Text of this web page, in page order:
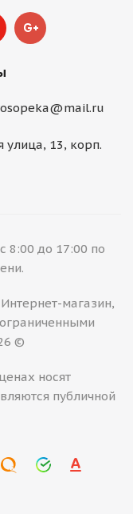
улица, 13, корп.
8:00 до 17:00 по
магазин,
©
носят
публичной